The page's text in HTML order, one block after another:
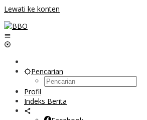
Lewati ke konten
Pencarian
Profil
Indeks Berita